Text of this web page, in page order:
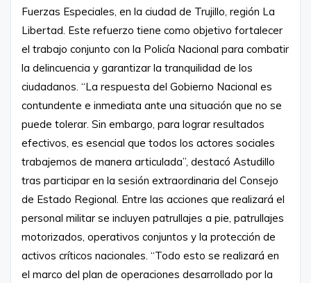
Fuerzas Especiales, en la ciudad de Trujillo, región La
Libertad. Este refuerzo tiene como objetivo fortalecer
el trabajo conjunto con la Policía Nacional para combatir
la delincuencia y garantizar la tranquilidad de los
ciudadanos. “La respuesta del Gobierno Nacional es
contundente e inmediata ante una situación que no se
puede tolerar. Sin embargo, para lograr resultados
efectivos, es esencial que todos los actores sociales
trabajemos de manera articulada”, destacó Astudillo
tras participar en la sesión extraordinaria del Consejo
de Estado Regional. Entre las acciones que realizará el
personal militar se incluyen patrullajes a pie, patrullajes
motorizados, operativos conjuntos y la protección de
activos críticos nacionales. “Todo esto se realizará en
el marco del plan de operaciones desarrollado por la